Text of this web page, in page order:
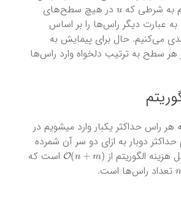
به شرطی که
در هیچ سطح‌های
به عبارت دیگر راس‌ها را بر اساس
می‌کنیم. حال برای پیمایش به
سطح به ترتیب دلخواه وارد راس‌ها
هر راس حداکثر یکبار وارد میشویم در
دوبار به ازای دو سر آن شمرده
الگوریتم از
O(n+m) است که nتعداد راس‌ها است.